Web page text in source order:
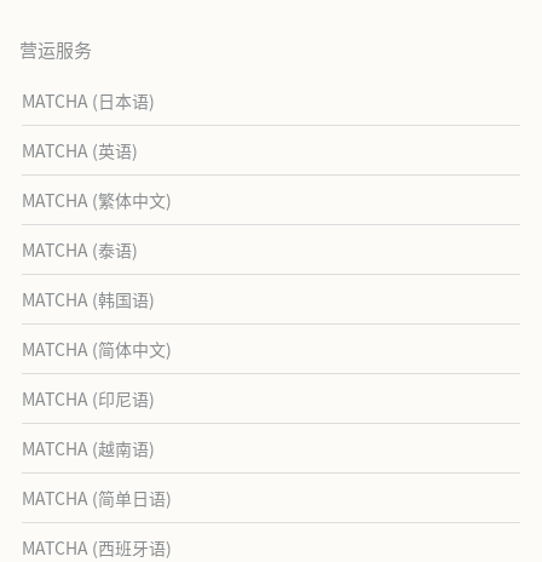
营运服务
MATCHA (日本语)
MATCHA (英语)
MATCHA (繁体中文)
MATCHA (泰语)
MATCHA (韩国语)
MATCHA (简体中文)
MATCHA (印尼语)
MATCHA (越南语)
MATCHA (简单日语)
MATCHA (西班牙语)